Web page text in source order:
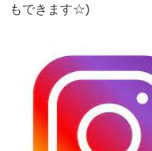
もできます☆)